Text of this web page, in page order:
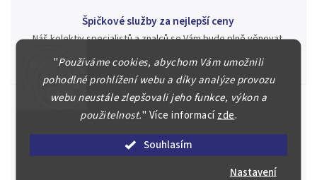
"Používáme cookies, abychom Vám umožnili
pohodlné prohlížení webu a díky analýze provozu
webu neustále zlepšovali jeho funkce, výkon a
použitelnost." Více informacízde.
Souhlasím
Nastavení
Špičkové služby za nejlepší ceny
Náš kolektiv specialistů a znalců se Vám bude plně věnovat.
aukci nebo Vám poradíme kam investovat.
Jsme zde pro Vás nepřetržitě již od roku 2000
Během té doby jsme v našich aukcích prodali významné sbírky i
jednotlivé kusy unikátních mincí, bankovek, řádů a vyznamenání